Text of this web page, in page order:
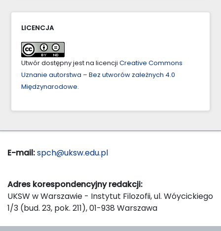
LICENCJA
Utwór dostępny jest na licencji Creative Commons
Uznanie autorstwa – Bez utworów zależnych 4.0
Międzynarodowe.
E-mail:spch@uksw.edu.pl
Adres korespondencyjny redakcji:
UKSW w Warszawie - Instytut Filozofii, ul. Wóycickiego
1/3 (bud. 23, pok. 211), 01-938 Warszawa